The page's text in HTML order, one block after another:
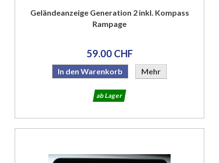
Geländeanzeige Generation 2 inkl. Kompass
Rampage
59.00 CHF
In den Warenkorb Mehr
ab Lager